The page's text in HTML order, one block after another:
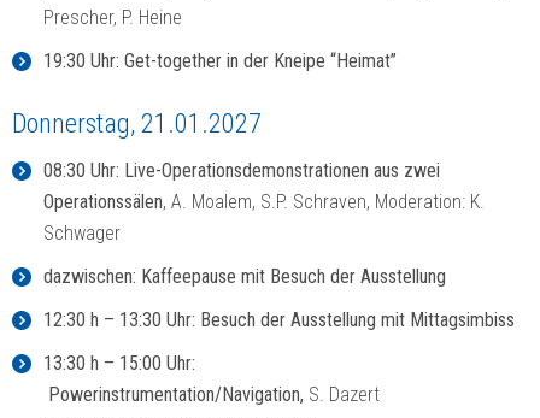
Prescher, P. Heine
19:30 Uhr: Get-together in der Kneipe “Heimat”
Donnerstag, 21.01.2027
08:30 Uhr: Live-Operationsdemonstrationen aus zwei
Operationssälen, A. Moalem, S.P. Schraven, Moderation: K.
Schwager
dazwischen: Kaffeepause mit Besuch der Ausstellung
12:30 h – 13:30 Uhr: Besuch der Ausstellung mit Mittagsimbiss
13:30 h – 15:00 Uhr:
Powerinstrumentation/Navigation, S. Dazert